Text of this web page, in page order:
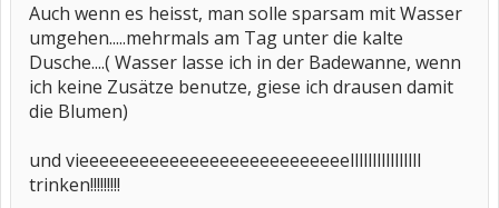
Auch wenn es heisst, man solle sparsam mit Wasser
umgehen.....mehrmals am Tag unter die kalte
Dusche....( Wasser lasse ich in der Badewanne, wenn
ich keine Zusätze benutze, giese ich drausen damit
die Blumen)
und vieeeeeeeeeeeeeeeeeeeeeeeeeeellllllllllllllll
trinken!!!!!!!!!